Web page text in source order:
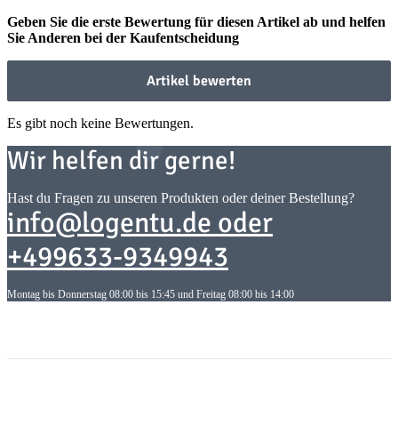
Geben Sie die erste Bewertung für diesen Artikel ab und helfen
Sie Anderen bei der Kaufentscheidung
Artikel bewerten
Es gibt noch keine Bewertungen.
Wir helfen dir gerne!
Hast du Fragen zu unseren Produkten oder deiner Bestellung?
info@logentu.de oder
+499633-9349943
Montag bis Donnerstag 08:00 bis 15:45 und Freitag 08:00 bis 14:00